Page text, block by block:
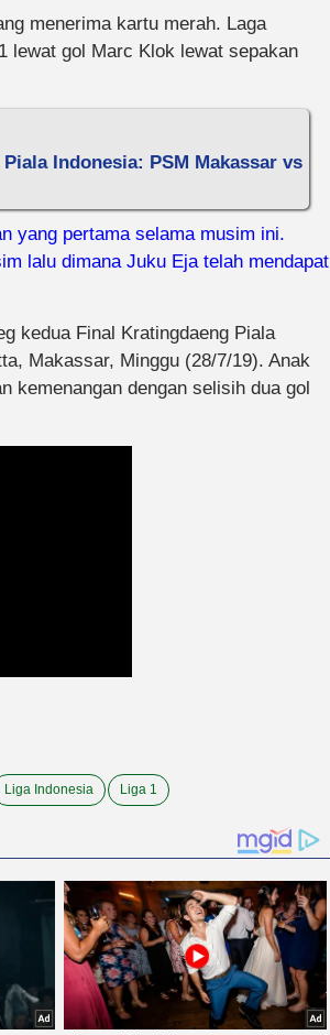
menerima kartu merah. Laga
lewat gol Marc Klok lewat sepakan
Indonesia: PSM Makassar vs
yang pertama selama musim ini.
lalu dimana Juku Eja telah mendapat
kedua Final Kratingdaeng Piala
Makassar, Minggu (28/7/19). Anak
kemenangan dengan selisih dua gol
Liga Indonesia Liga 1